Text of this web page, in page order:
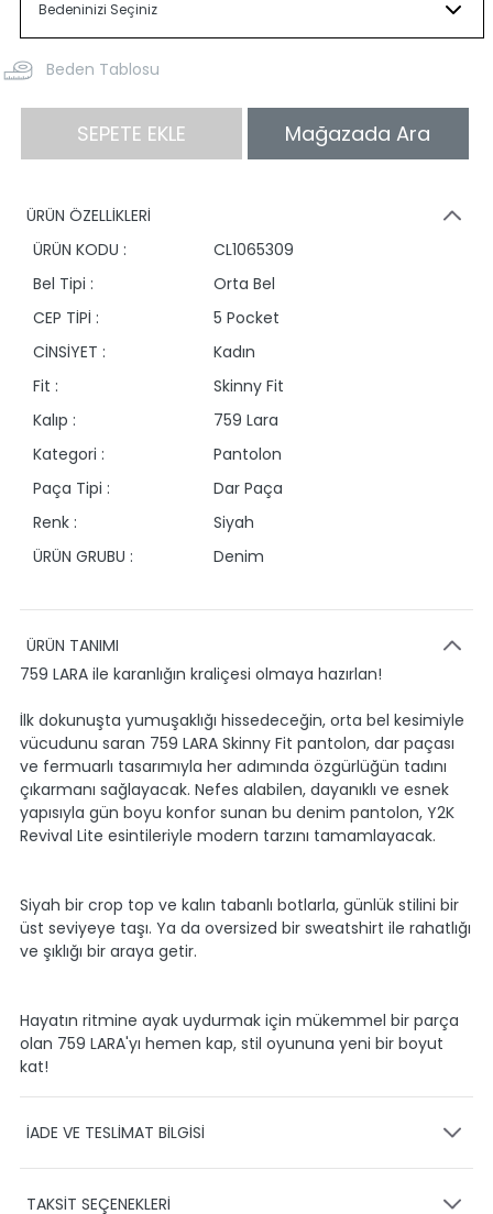
Beden Tablosu
SEPETE EKLE Mağazada Ara
ÜRÜN ÖZELLİKLERİ
ÜRÜN KODU :
CL1065309
Bel Tipi :
Orta Bel
CEP TİPİ :
5 Pocket
CİNSİYET :
Kadın
Fit :
Skinny Fit
Kalıp :
759 Lara
Kategori :
Pantolon
Paça Tipi :
Dar Paça
Renk :
Siyah
ÜRÜN GRUBU :
Denim
ÜRÜN TANIMI
759 LARA ile karanlığın kraliçesi olmaya hazırlan!
İlk dokunuşta yumuşaklığı hissedeceğin, orta bel kesimiyle
vücudunu saran 759 LARA Skinny Fit pantolon, dar paçası
ve fermuarlı tasarımıyla her adımında özgürlüğün tadını
çıkarmanı sağlayacak. Nefes alabilen, dayanıklı ve esnek
yapısıyla gün boyu konfor sunan bu denim pantolon, Y2K
Revival Lite esintileriyle modern tarzını tamamlayacak.
Siyah bir crop top ve kalın tabanlı botlarla, günlük stilini bir
üst seviyeye taşı. Ya da oversized bir sweatshirt ile rahatlığı
ve şıklığı bir araya getir.
Hayatın ritmine ayak uydurmak için mükemmel bir parça
olan 759 LARA'yı hemen kap, stil oyununa yeni bir boyut
kat!
İADE VE TESLİMAT BİLGİSİ
Ürünlerinizin gönderimini anlaşmalı olduğumuz PTT,
TAKSİT SEÇENEKLERİ